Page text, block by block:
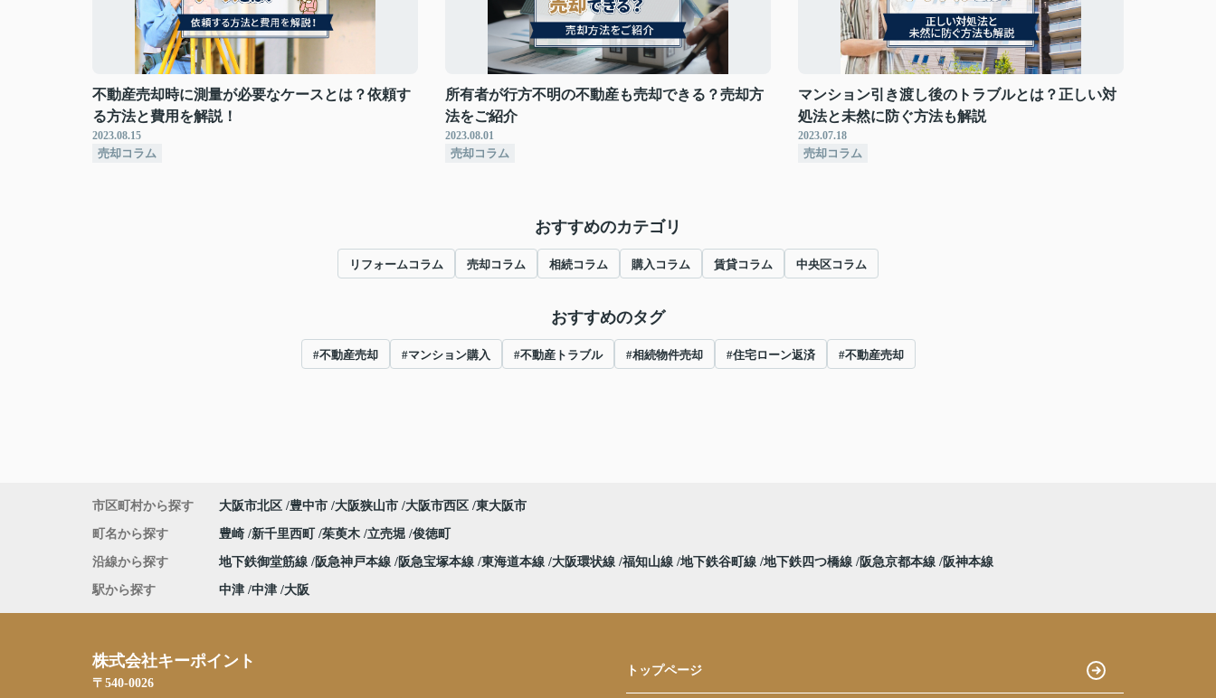
不動産売却時に測量が必要なケースとは？依頼す
る方法と費用を解説！
2023.08.15
売却コラム
所有者が行方不明の不動産も売却できる？売却方
法をご紹介
2023.08.01
売却コラム
マンション引き渡し後のトラブルとは？正しい対
処法と未然に防ぐ方法も解説
2023.07.18
売却コラム
おすすめのカテゴリ
リフォームコラム 売却コラム 相続コラム 購入コラム 賃貸コラム 中央区コラム
おすすめのタグ
#不動産売却 #マンション購入 #不動産トラブル #相続物件売却 #住宅ローン返済 #不動産売却
市区町村から探す 大阪市北区 豊中市 大阪狭山市 大阪市西区 東大阪市
町名から探す 豊崎 新千里西町 茱萸木 立売堀 俊徳町
沿線から探す 地下鉄御堂筋線 阪急神戸本線 阪急宝塚本線 東海道本線 大阪環状線 福知山線 地下鉄谷町線 地下鉄四つ橋線 阪急京都本線 阪神本線
駅から探す 中津 中津 大阪
株式会社キーポイント
〒540-0026
トップページ